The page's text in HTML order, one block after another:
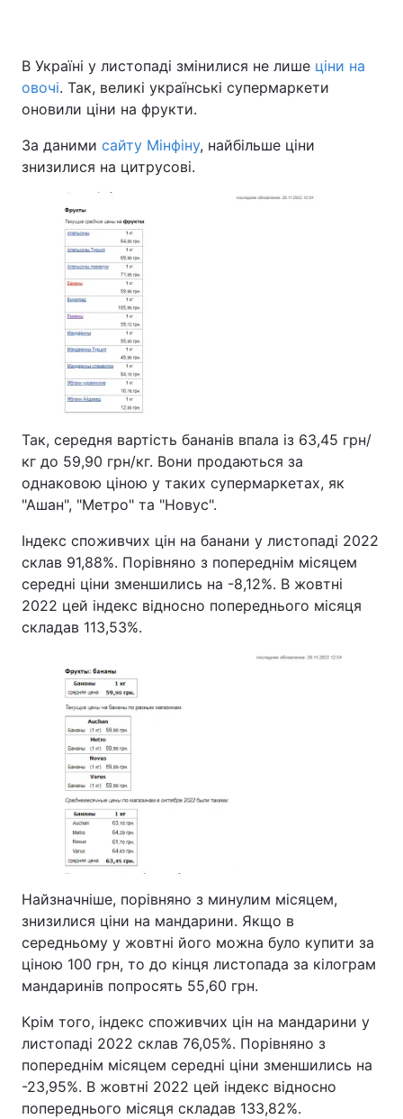
В Україні у листопаді змінилися не лише ціни на
овочі. Так, великі українські супермаркети
оновили ціни на фрукти.
За даними сайту Мінфіну, найбільше ціни
знизилися на цитрусові.
Так, середня вартість бананів впала із 63,45 грн/
кг до 59,90 грн/кг. Вони продаються за
однаковою ціною у таких супермаркетах, як
"Ашан", "Метро" та "Новус".
Індекс споживчих цін на банани у листопаді 2022
склав 91,88%. Порівняно з попереднім місяцем
середні ціни зменшились на -8,12%. В жовтні
2022 цей індекс відносно попереднього місяця
складав 113,53%.
Найзначніше, порівняно з минулим місяцем,
знизилися ціни на мандарини. Якщо в
середньому у жовтні його можна було купити за
ціною 100 грн, то до кінця листопада за кілограм
мандаринів попросять 55,60 грн.
Крім того, індекс споживчих цін на мандарини у
листопаді 2022 склав 76,05%. Порівняно з
попереднім місяцем середні ціни зменшились на
-23,95%. В жовтні 2022 цей індекс відносно
попереднього місяця складав 133,82%.